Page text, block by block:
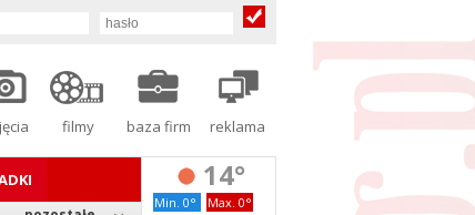
filmy baza firm reklama
14°
Min. 0°
Max. 0°